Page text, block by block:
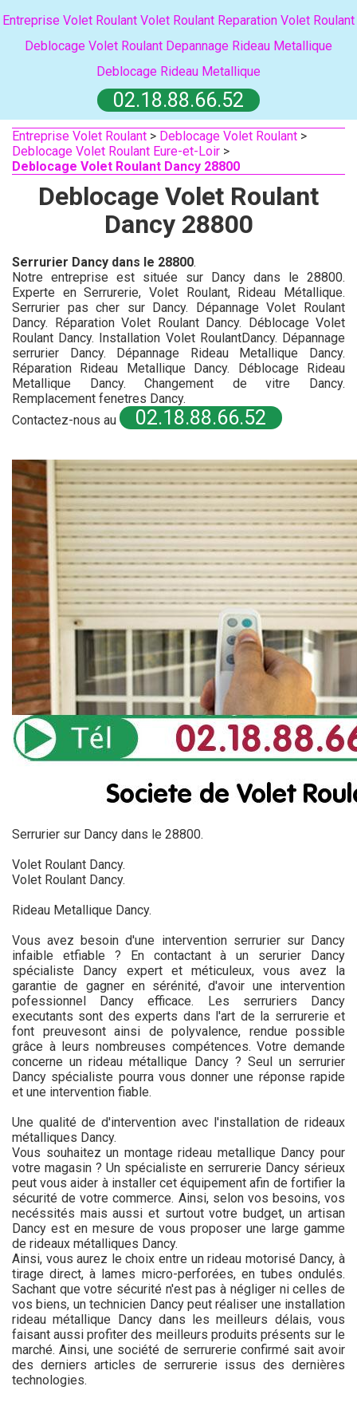
Entreprise Volet Roulant Volet Roulant Reparation Volet Roulant
Deblocage Volet Roulant Depannage Rideau Metallique
Deblocage Rideau Metallique
02.18.88.66.52
Entreprise Volet Roulant > Deblocage Volet Roulant >
Deblocage Volet Roulant Eure-et-Loir >
Deblocage Volet Roulant Dancy 28800
Deblocage Volet Roulant
Dancy 28800
Serrurier Dancy dans le 28800.
Notre entreprise est située sur Dancy dans le 28800.
Experte en Serrurerie, Volet Roulant, Rideau Métallique.
Serrurier pas cher sur Dancy. Dépannage Volet Roulant
Dancy. Réparation Volet Roulant Dancy. Déblocage Volet
Roulant Dancy. Installation Volet RoulantDancy. Dépannage
serrurier Dancy. Dépannage Rideau Metallique Dancy.
Réparation Rideau Metallique Dancy. Déblocage Rideau
Metallique Dancy. Changement de vitre Dancy.
Remplacement fenetres Dancy.
Contactez-nous au
02.18.88.66.52
Serrurier sur Dancy dans le 28800.
Volet Roulant Dancy.
Volet Roulant Dancy.
Rideau Metallique Dancy.
Vous avez besoin d'une intervention serrurier sur Dancy
infaible etfiable ? En contactant à un serurier Dancy
spécialiste Dancy expert et méticuleux, vous avez la
garantie de gagner en sérénité, d'avoir une intervention
pofessionnel Dancy efficace. Les serruriers Dancy
executants sont des experts dans l'art de la serrurerie et
font preuvesont ainsi de polyvalence, rendue possible
grâce à leurs nombreuses compétences. Votre demande
concerne un rideau métallique Dancy ? Seul un serrurier
Dancy spécialiste pourra vous donner une réponse rapide
et une intervention fiable.
Une qualité de d'intervention avec l'installation de rideaux
métalliques Dancy.
Vous souhaitez un montage rideau metallique Dancy pour
votre magasin ? Un spécialiste en serrurerie Dancy sérieux
peut vous aider à installer cet équipement afin de fortifier la
sécurité de votre commerce. Ainsi, selon vos besoins, vos
necéssités mais aussi et surtout votre budget, un artisan
Dancy est en mesure de vous proposer une large gamme
de rideaux métalliques Dancy.
Ainsi, vous aurez le choix entre un rideau motorisé Dancy, à
tirage direct, à lames micro-perforées, en tubes ondulés.
Sachant que votre sécurité n'est pas à négliger ni celles de
vos biens, un technicien Dancy peut réaliser une installation
rideau métallique Dancy dans les meilleurs délais, vous
faisant aussi profiter des meilleurs produits présents sur le
marché. Ainsi, une société de serrurerie confirmé sait avoir
des derniers articles de serrurerie issus des dernières
technologies.